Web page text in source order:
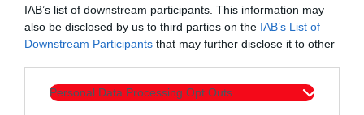
IAB’s list of downstream participants. This information may
also be disclosed by us to third parties on the IAB’s List of
Downstream Participants that may further disclose it to other
Personal Data Processing Opt Outs